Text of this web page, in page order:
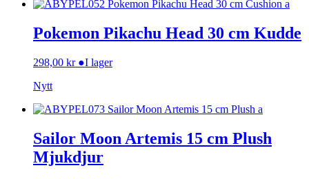
Pokemon Pikachu Head 30 cm Kudde
298,00 kr ●I lager
Nytt
Sailor Moon Artemis 15 cm Plush
Mjukdjur